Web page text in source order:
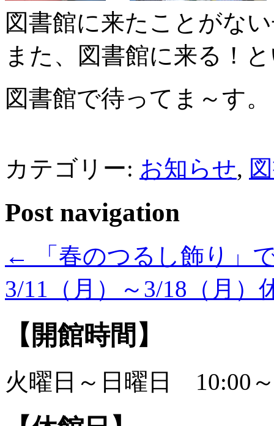
図書館に来たことがな
また、図書館に来る！
図書館で待ってま～す。
カテゴリー: お知らせ,
Post navigation
←
「春のつるし飾り」
3/11（月）～3/18（月
【開館時間】
火曜日～日曜日 10:00